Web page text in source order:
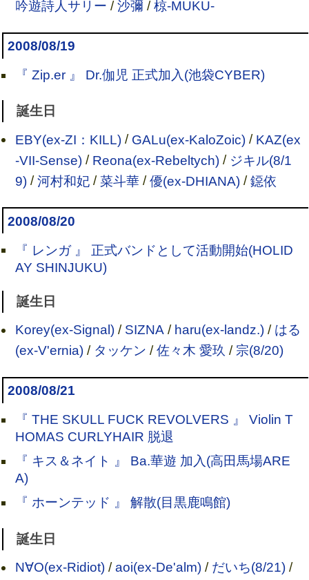
吟遊詩人サリー /沙彌/椋-MUKU-
2008/08/19
『 Zip.er 』 Dr.伽児 正式加入(池袋CYBER)
誕生日
EBY(ex-ZI：KILL)/ GALu(ex-KaloZoic)/ KAZ(ex
-VII-Sense)/ Reona(ex-Rebeltych)/ ジキル(8/1
9)/河村和妃/ 菜斗華/優(ex-DHIANA)/鐚依
2008/08/20
『 レンガ 』 正式バンドとして活動開始(HOLID
AY SHINJUKU)
誕生日
Korey(ex-Signal)/ SIZNA/ haru(ex-landz.)/ はる
(ex-V'ernia)/ タッケン /佐々木 愛玖 /宗(8/20)
2008/08/21
『 THE SKULL FUCK REVOLVERS 』 Violin T
HOMAS CURLYHAIR 脱退
『 キス＆ネイト 』 Ba.華遊 加入(高田馬場ARE
A)
『 ホーンテッド 』 解散(目黒鹿鳴館)
誕生日
N∀O(ex-Ridiot)/aoi(ex-De'alm)/ だいち(8/21)/